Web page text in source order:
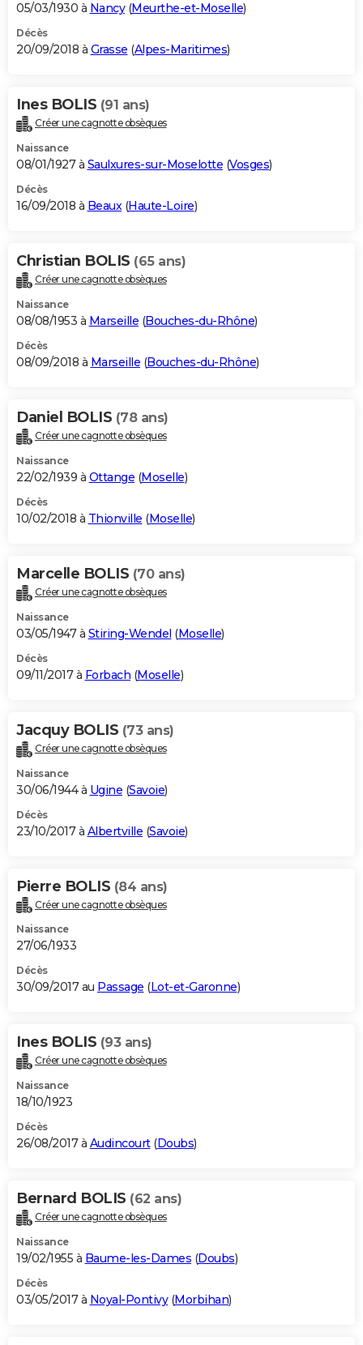
05/03/1930 à Nancy(Meurthe-et-Moselle)
Décès
20/09/2018 à Grasse (Alpes-Maritimes)
Ines BOLIS (91 ans)
Créer une cagnotte obsèques
Naissance
08/01/1927 à Saulxures-sur-Moselotte (Vosges)
Décès
16/09/2018 à Beaux(Haute-Loire)
Christian BOLIS (65 ans)
Créer une cagnotte obsèques
Naissance
08/08/1953 à Marseille (Bouches-du-Rhône)
Décès
08/09/2018 à Marseille (Bouches-du-Rhône)
Daniel BOLIS (78 ans)
Créer une cagnotte obsèques
Naissance
22/02/1939 à Ottange (Moselle)
Décès
10/02/2018 à Thionville (Moselle)
Marcelle BOLIS (70 ans)
Créer une cagnotte obsèques
Naissance
03/05/1947 à Stiring-Wendel (Moselle)
Décès
09/11/2017 à Forbach (Moselle)
Jacquy BOLIS (73 ans)
Créer une cagnotte obsèques
Naissance
30/06/1944 à Ugine (Savoie)
Décès
23/10/2017 à Albertville (Savoie)
Pierre BOLIS (84 ans)
Créer une cagnotte obsèques
Naissance
27/06/1933
Décès
30/09/2017 au Passage (Lot-et-Garonne)
Ines BOLIS (93 ans)
Créer une cagnotte obsèques
Naissance
18/10/1923
Décès
26/08/2017 à Audincourt(Doubs)
Bernard BOLIS (62 ans)
Créer une cagnotte obsèques
Naissance
19/02/1955 à Baume-les-Dames (Doubs)
Décès
03/05/2017 à Noyal-Pontivy(Morbihan)